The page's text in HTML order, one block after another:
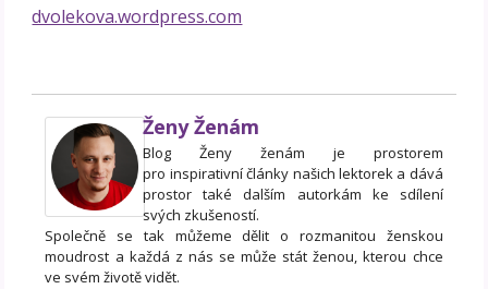
dvolekova.wordpress.com
Ženy Ženám
Blog Ženy ženám je prostorem
pro inspirativní články našich lektorek a dává
prostor také dalším autorkám ke sdílení
svých zkušeností.
Společně se tak můžeme dělit o rozmanitou ženskou
moudrost a každá z nás se může stát ženou, kterou chce
ve svém životě vidět.